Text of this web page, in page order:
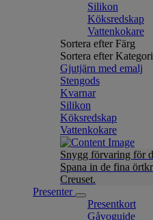
Silikon
Köksredskap
Vattenkokare
Sortera efter Färg
Sortera efter Kategori
Gjutjärn med emalj
Stengods
Kvarnar
Silikon
Köksredskap
Vattenkokare
Snygg förvaring för
Spana in de fina
Creuset.
Presenter
Presentkort
Gåvoguide